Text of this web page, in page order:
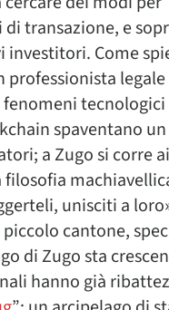
di transazione, e
investitori. Come
professionista legale
fenomeni
spaventano
a Zugo si corre
filosofia
unisciti a
cantone,
di Zugo sta
hanno già